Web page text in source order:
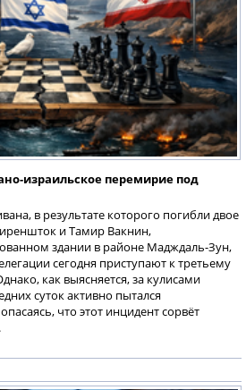
израильское перемирие под
в результате которого погибли двое
и Тамир Вакнин,
здании в районе Мадждаль-Зун,
сегодня приступают к третьему
как выясняется, за кулисами
суток активно пытался
что этот инцидент сорвёт